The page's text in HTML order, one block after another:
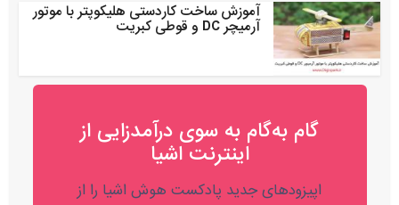
آموزش ساخت کاردستی هلیکوپتر با موتور
آرمیچر DC و قوطی کبریت
گام به‌گام به‌ سوی درآمدزایی از
اینترنت اشیا
اپیزودهای جدید پادکست هوش اشیا را از